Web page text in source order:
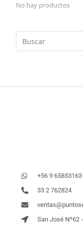
No hay productos
+56 9 65853163
33 2 762824
San José Nº62